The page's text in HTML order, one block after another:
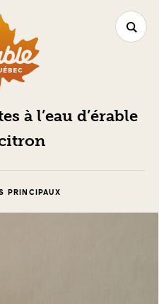
à l’eau d’érable
PRINCIPAUX